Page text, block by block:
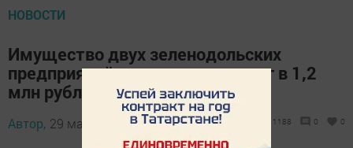
НОВОСТИ
Имущество двух зеленодольских
предприятий арестовали за долг в 1,2
млн рублей
Автор, 29 марта 2016 - 05:29 1188 0 0